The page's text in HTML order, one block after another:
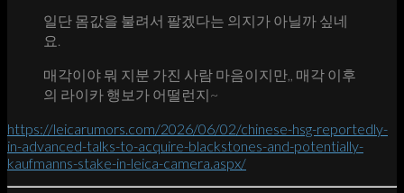
일단 몸값을 불려서 팔겠다는 의지가 아닐까 싶네
요.
매각이야 뭐 지분 가진 사람 마음이지만,, 매각 이후
의 라이카 행보가 어떨런지~
https://leicarumors.com/2026/06/02/chinese-hsg-reportedly-
in-advanced-talks-to-acquire-blackstones-and-potentially-
kaufmanns-stake-in-leica-camera.aspx/